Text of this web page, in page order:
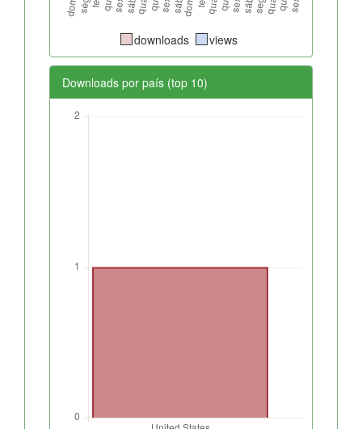
downloads views
Downloads por país (top 10)